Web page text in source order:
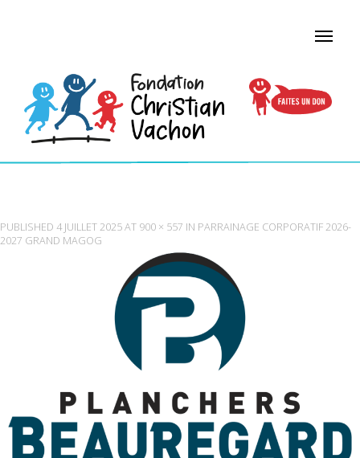
PUBLISHED 4 JUILLET 2025AT 900 × 557 IN PARRAINAGE CORPORATIF 2026-
2027 GRAND MAGOG